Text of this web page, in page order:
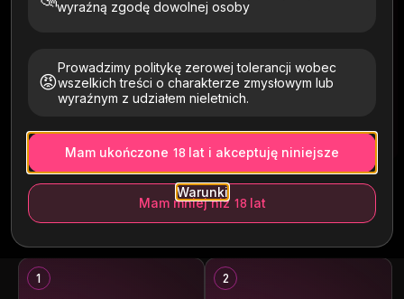
wyraźną zgodę dowolnej osoby
😡
Prowadzimy politykę zerowej tolerancji wobec
wszelkich treści o charakterze zmysłowym lub
wyraźnym z udziałem nieletnich.
Mam ukończone 18 lat i akceptuję niniejsze
Warunki
Mam mniej niż 18 lat
Już wkrótce
Jak korzystać z Generatora tekstu AI na